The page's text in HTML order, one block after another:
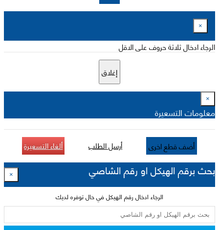
×
الرجاء ادخال ثلاثة حروف على الاقل
إغلاق
×
معلومات التسعيرة
أضف قطع اخرى أرسل الطلب ألغاء التسعيرة
بحث برقم الهيكل او رقم الشاصي ×
الرجاء ادخال رقم الهيكل في حال توفره لديك